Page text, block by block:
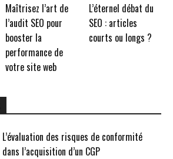
Maîtrisez l’art de
l’audit SEO pour
booster la
performance de
votre site web
L’éternel débat du
SEO : articles
courts ou longs ?
L’évaluation des risques de conformité
dans l’acquisition d’un CGP